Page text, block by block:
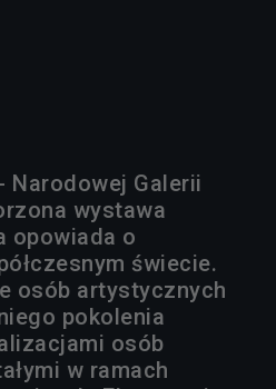
Narodowej Galerii
wystawa
opowiada o
świecie.
osób artystycznych
pokolenia
osób
w ramach